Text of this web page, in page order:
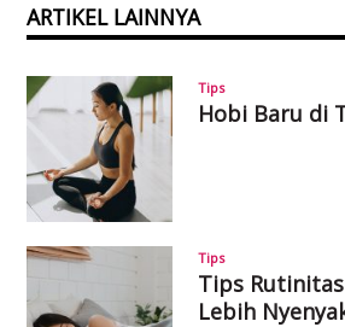
ARTIKEL LAINNYA
Tips
Hobi Baru di
Tips
Tips
Lebih